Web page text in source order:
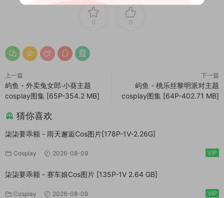
0 0
上一篇
屿鱼 - 外卖兔女郎·小葵主题
cosplay图集 [65P-354.2 MB]
下一篇
屿鱼 - 桃乐丝黎明派对主题
cosplay图集 [64P-402.71 MB]
猜你喜欢
柒柒要乖额 - 雨天邂逅Cos图片[178P-1V-2.26G]
Cosplay 2026-08-09 VIP
柒柒要乖额 - 赛车娘Cos图片 [135P-1V 2.64 GB]
Cosplay 2026-08-09 VIP